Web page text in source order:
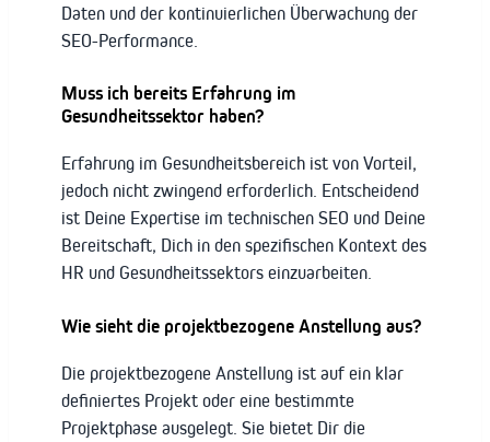
Daten und der kontinuierlichen Überwachung der
SEO-Performance.
Muss ich bereits Erfahrung im
Gesundheitssektor haben?
Erfahrung im Gesundheitsbereich ist von Vorteil,
jedoch nicht zwingend erforderlich. Entscheidend
ist Deine Expertise im technischen SEO und Deine
Bereitschaft, Dich in den spezifischen Kontext des
HR und Gesundheitssektors einzuarbeiten.
Wie sieht die projektbezogene Anstellung aus?
Die projektbezogene Anstellung ist auf ein klar
definiertes Projekt oder eine bestimmte
Projektphase ausgelegt. Sie bietet Dir die